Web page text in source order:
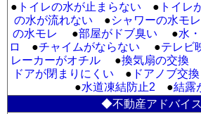
● トイレの水が止まらない ● トイレ
の水が流れない ●シャワーの水モ
の水モレ
●部屋がドブ臭い ●水
ロ
●チャイムがならない ●テレビ
レーカーがオチル ●換気扇の交換
ドアが閉まりにくい ● ドアノブ交換
●水道凍結防止2 ●結露
◆不動産アドバイ